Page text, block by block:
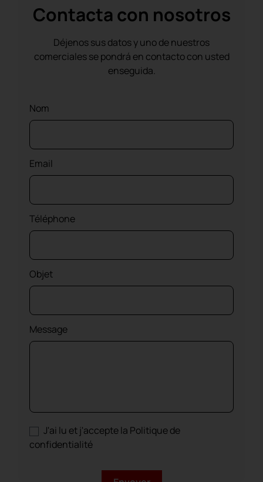
Contacta con nosotros
Déjenos sus datos y uno de nuestros
comerciales se pondrá en contacto con usted
enseguida.
Nom
Email
Téléphone
Objet
Message
J'ai lu et j'accepte la Politique de
confidentialité